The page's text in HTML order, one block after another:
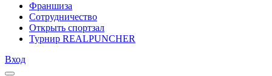
Франшиза
Сотрудничество
Открыть спортзал
Турнир REALPUNCHER
Вход